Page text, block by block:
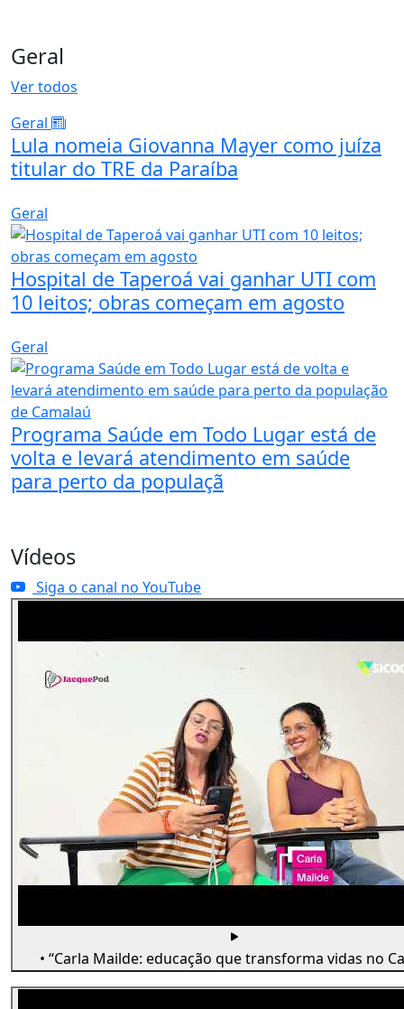
Geral
Ver todos
Geral
Lula nomeia Giovanna Mayer como juíza
titular do TRE da Paraíba
Geral
Hospital de Taperoá vai ganhar UTI com
10 leitos; obras começam em agosto
Geral
Programa Saúde em Todo Lugar está de
volta e levará atendimento em saúde
para perto da populaçã
Vídeos
Siga o canal no YouTube
• “Carla Mailde: educação que transforma vidas no